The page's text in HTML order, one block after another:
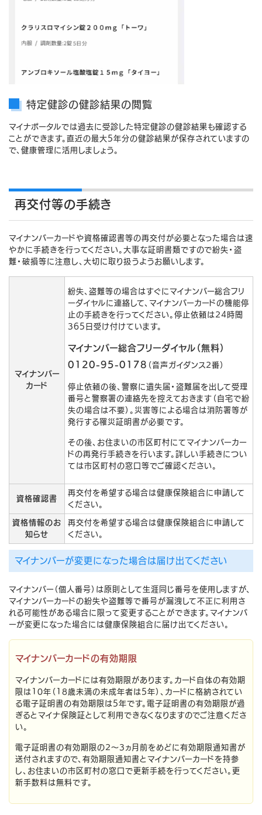
特定健診の健診結果の閲覧
マイナポータルでは過去に受診した特定健診の健診結果も確認する
ことができます。直近の最大5年分の健診結果が保存されていますの
で、健康管理に活用しましょう。
再交付等の手続き
マイナンバーカードや資格確認書等の再交付が必要となった場合は速
やかに手続きを行ってください。大事な証明書類ですので紛失・盗
難・破損等に注意し、大切に取り扱うようお願いします。
マイナンバー
カード
紛失、盗難等の場合はすぐにマイナンバー総合フリ
ーダイヤルに連絡して、マイナンバーカードの機能停
止の手続きを行ってください。停止依頼は24時間
365日受け付けています。
マイナンバー総合フリーダイヤル（無料）
0120-95-0178 （音声ガイダンス2番）
停止依頼の後、警察に遺失届・盗難届を出して受理
番号と警察署の連絡先を控えておきます（自宅で紛
失の場合は不要）。災害等による場合は消防署等が
発行する罹災証明書が必要です。
その後、お住まいの市区町村にてマイナンバーカー
ドの再発行手続きを行います。詳しい手続きについ
ては市区町村の窓口等でご確認ください。
資格確認書
再交付を希望する場合は健康保険組合に申請して
ください。
資格情報のお
知らせ
再交付を希望する場合は健康保険組合に申請して
ください。
マイナンバーが変更になった場合は届け出てください
マイナンバー（個人番号）は原則として生涯同じ番号を使用しますが、
マイナンバーカードの紛失や盗難等で番号が漏洩して不正に利用さ
れる可能性がある場合に限って変更することができます。マイナンバ
ーが変更になった場合には健康保険組合に届け出てください。
マイナンバーカードの有効期限
マイナンバーカードには有効期限があります。カード自体の有効期
限は10年（18歳未満の未成年者は5年）、カードに格納されてい
る電子証明書の有効期限は5年です。電子証明書の有効期限が過
ぎるとマイナ保険証として利用できなくなりますのでご注意くださ
い。
電子証明書の有効期限の2～3ヵ月前をめどに有効期限通知書が
送付されますので、有効期限通知書とマイナンバーカードを持参
し、お住まいの市区町村の窓口で更新手続を行ってください。更
新手数料は無料です。